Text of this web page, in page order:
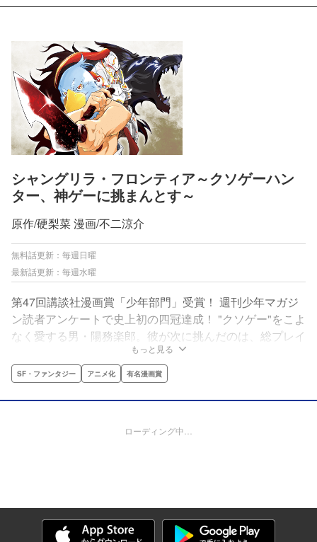
シャングリラ・フロンティア～クソゲーハン
ター、神ゲーに挑まんとす～
原作/硬梨菜 漫画/不二涼介
無料話更新：毎週日曜
最新話更新：毎週水曜
第47回講談社漫画賞「少年部門」受賞！ 週刊少年マガジ
ン読者アンケートで史上初の四冠達成！ "クソゲー"をこよ
なく愛する男・陽務楽郎。彼が次に挑んだのは、総プレイ
ヤー数3000万人の"神ゲー"『シャングリラ・フロンティ
ア』だった。集う仲間、広がる世界。そして"宿敵"との出
会いが、彼の、全てのプレイヤーの運命を変えていく‼最
強クソゲーマーによる最高のゲーム冒険譚、ここに開幕!!
もっと見る
SF・ファンタジー アニメ化 有名漫画賞
ローディング中…